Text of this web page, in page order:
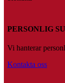
PERSONLIG
Vi hanterar
Kontakta oss